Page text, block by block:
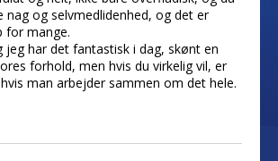
nag og selvmedlidenhed, og det er
for mange.
har det fantastisk i dag, skønt en
forhold, men hvis du virkelig vil, er
man arbejder sammen om det hele.